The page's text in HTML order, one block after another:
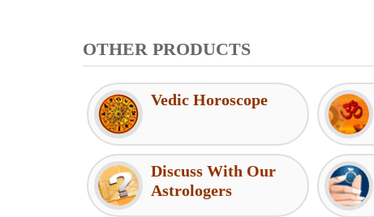
OTHER PRODUCTS
Vedic Horoscope
Discuss With Our
Astrologers